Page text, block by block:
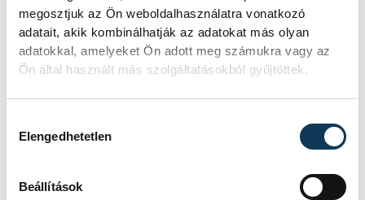
megosztjuk az Ön weboldalhasználatra vonatkozó
adatait, akik kombinálhatják az adatokat más olyan
adatokkal, amelyeket Ön adott meg számukra vagy az
Ön által használt más szolgáltatásokból gyűjtöttek.
Elengedhetetlen
Beállítások
HAZAI
EÖTVÖS DSE
VENDÉG
CORECOMM VESC
IDŐPONT
2021. OKTÓBER 20. 19:00
HELYSZÍN
DEBRECEN
EREDMÉNY
0-3
RÉSZLETEK
SOROZAT FÉRFI LABDARÚGÓ NB III